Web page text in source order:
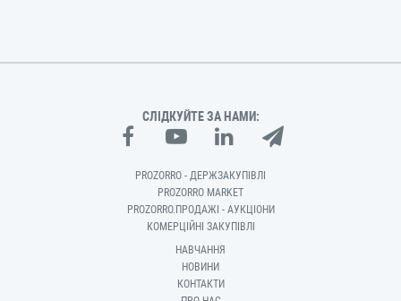
СЛІДКУЙТЕ ЗА НАМИ:
PROZORRO - ДЕРЖЗАКУПІВЛІ
PROZORRO MARKET
PROZORRO.ПРОДАЖІ - АУКЦІОНИ
КОМЕРЦІЙНІ ЗАКУПІВЛІ
НАВЧАННЯ
НОВИНИ
КОНТАКТИ